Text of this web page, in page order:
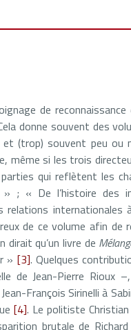
de
donne souvent des
(trop) souvent peu ou
même si les trois
qui reflètent les
; « De l’histoire des
internationales
de ce volume afin de
dirait qu’un livre de
» [3]. Quelques
de Jean-Pierre Rioux
François Sirinelli à
[4]. Le politiste
brutale de